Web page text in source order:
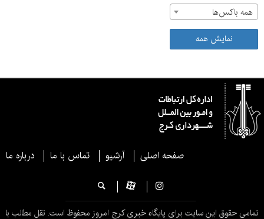
همه باکس‌ها
نمایش همه
صفحه اصلی آرشیو تماس با ما درباره ما
تمامی حقوق این سایت برای پایگاه خبری کرج امروز محفوظ است. نقل مطالب با